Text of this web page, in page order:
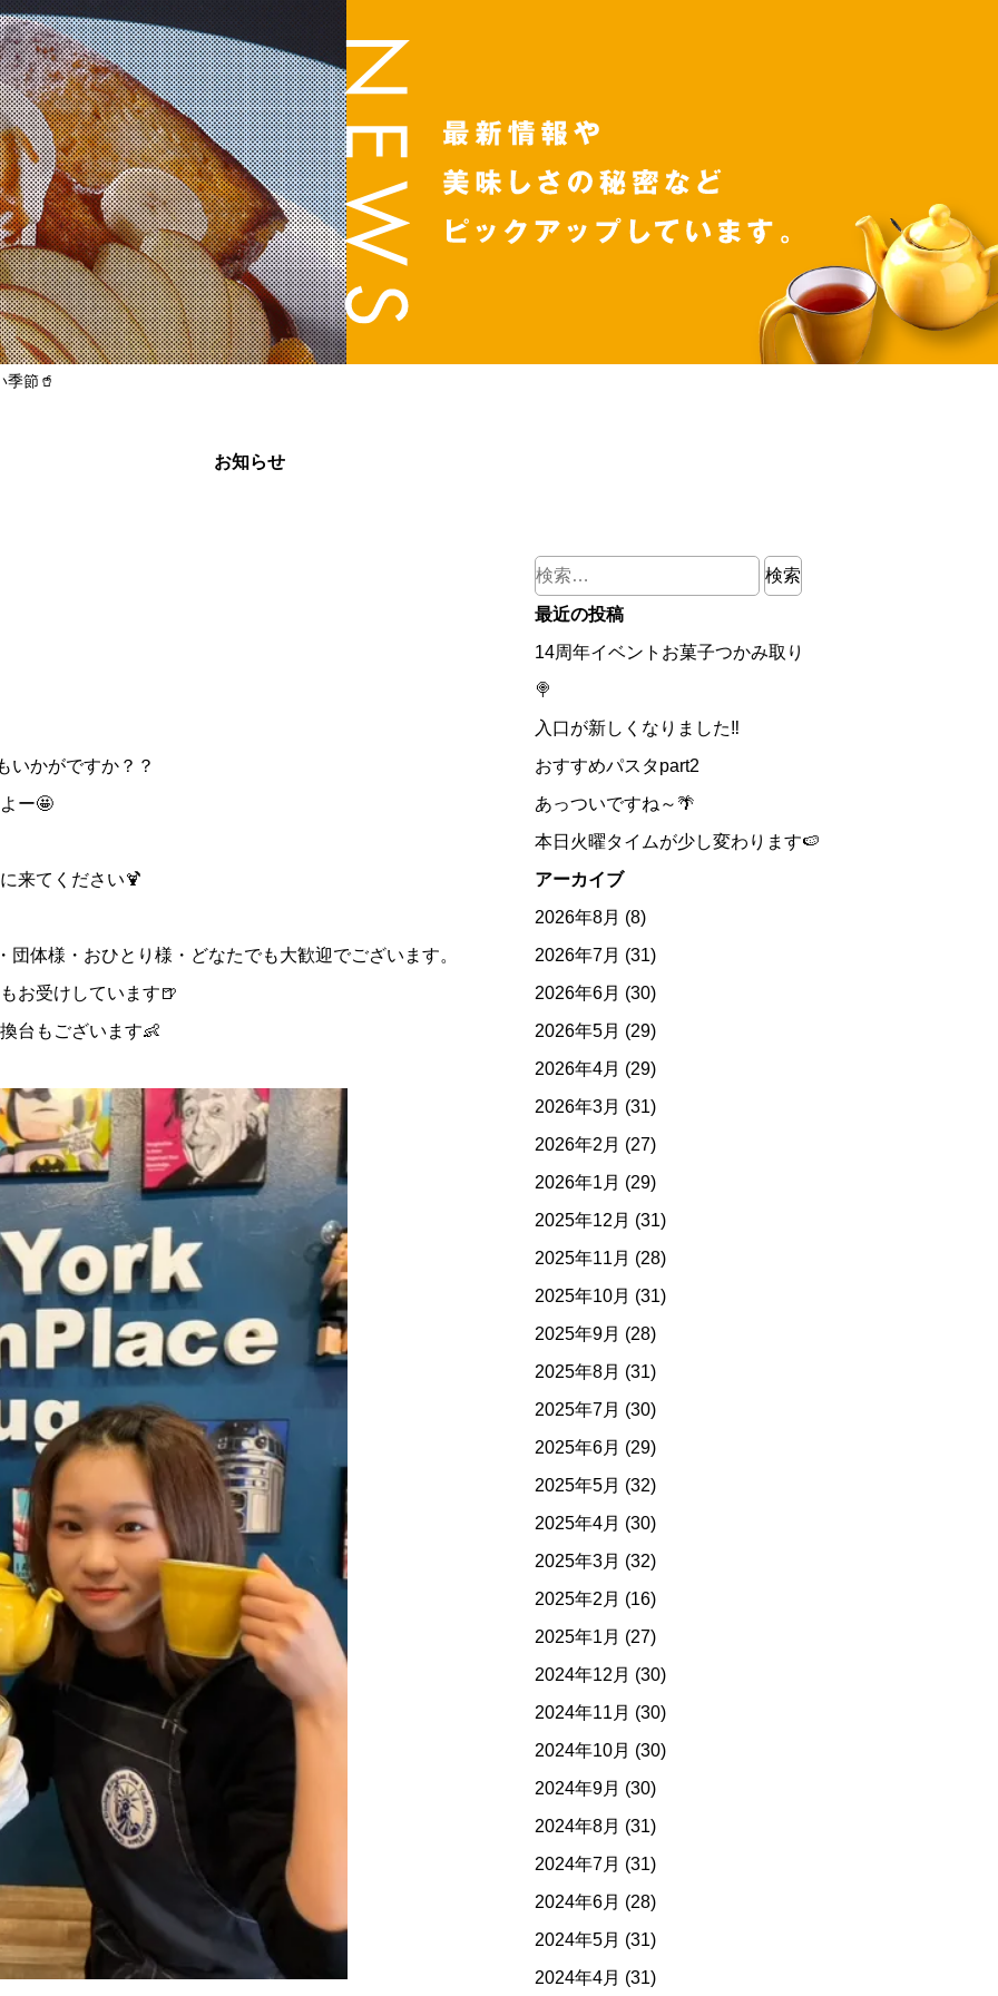
季節🥤
お知らせ
いかがですか？？
ー🤩
来てください🍹
体様・おひとり様・どなたでも大歓迎でございます。
お受けしています🍺
台もございます👶
検
索:
最近の投稿
14周年イベントお菓子つかみ取り
🍭
入口が新しくなりました‼
おすすめパスタpart2
あっついですね～🌴
本日火曜タイムが少し変わります🍉
アーカイブ
2026年8月 (8)
2026年7月 (31)
2026年6月 (30)
2026年5月 (29)
2026年4月 (29)
2026年3月 (31)
2026年2月 (27)
2026年1月 (29)
2025年12月 (31)
2025年11月 (28)
2025年10月 (31)
2025年9月 (28)
2025年8月 (31)
2025年7月 (30)
2025年6月 (29)
2025年5月 (32)
2025年4月 (30)
2025年3月 (32)
2025年2月 (16)
2025年1月 (27)
2024年12月 (30)
2024年11月 (30)
2024年10月 (30)
2024年9月 (30)
2024年8月 (31)
2024年7月 (31)
2024年6月 (28)
2024年5月 (31)
2024年4月 (31)